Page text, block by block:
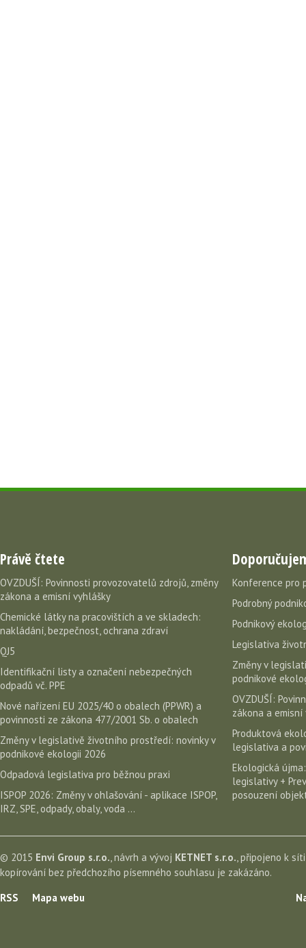
Právě čtete
OVZDUŠÍ: Povinnosti provozovatelů zdrojů, změny
zákona a emisní vyhlášky
Chemické látky na pracovištích a ve skladech:
nakládání, bezpečnost, ochrana zdraví
QJ5
Identifikační listy a označení nebezpečných
odpadů vč. PPE
Nové nařízení EU 2025/40 o obalech (PPWR) a
povinnosti ze zákona 477/2001 Sb. o obalech
Změny v legislativě životního prostředí: novinky v
podnikové ekologii 2026
Odpadová legislativa pro běžnou praxi
ISPOP 2026: Změny v ohlašování - aplikace ISPOP,
IRZ, SPE, odpady, obaly, voda ...
Konference pro
Podrobný
Podnikový
Legislativa
Změny v
podnikové
OVZDUŠÍ:
zákona a emisní
Produktová
legislativa a
Ekologická
legislativy +
posouzení
© 2015 Envi Group s.r.o., návrh a vývoj KETNET s.r.o., připojeno k
kopírování bez předchozího písemného souhlasu je zakázáno.
RSS
Mapa webu